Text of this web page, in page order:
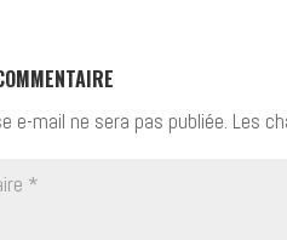
e-mail ne sera pas publiée. Les